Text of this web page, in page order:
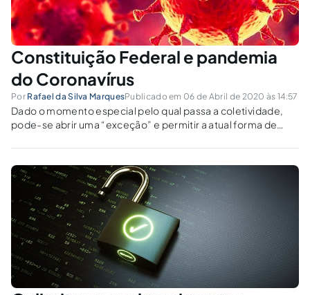
Constituição Federal e pandemia
do Coronavírus
Por Rafael da Silva MarquesPublicado em 06 de Abril de 2020 às 14:57
Dado o momento especial pelo qual passa a coletividade,
pode-se abrir uma “exceção” e permitir a atual forma de